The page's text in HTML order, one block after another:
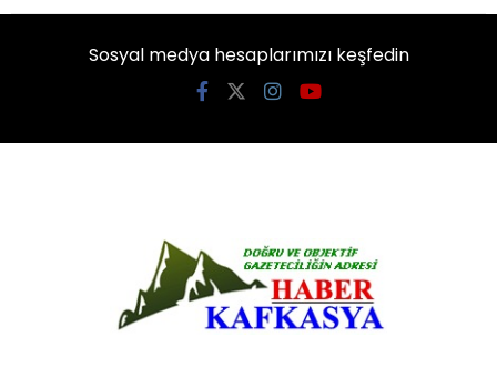
Sosyal medya hesaplarımızı keşfedin